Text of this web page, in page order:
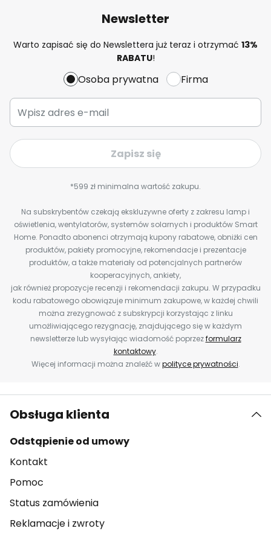
Newsletter
Warto zapisać się do Newslettera już teraz i otrzymać 13%
RABATU!
Osoba prywatna Firma
Zapisz się
*599 zł minimalna wartość zakupu.
Na subskrybentów czekają ekskluzywne oferty z zakresu lamp i
oświetlenia, wentylatorów, systemów solarnych i produktów Smart
Home. Ponadto abonenci otrzymają kupony rabatowe, obniżki cen
produktów, pakiety promocyjne, rekomendacje i prezentacje
produktów, a także materiały od potencjalnych partnerów
kooperacyjnych, ankiety,
jak również propozycje recenzji i rekomendacji zakupu. W przypadku
kodu rabatowego obowiązuje minimum zakupowe, w każdej chwili
można zrezygnować z subskrypcji korzystając z linku
umożliwiającego rezygnację, znajdującego się w każdym
newsletterze lub wysyłając wiadomość poprzezformularz
kontaktowy.
Więcej informacji można znaleźć wpolityce prywatności.
Obsługa klienta
Odstąpienie od umowy
Kontakt
Pomoc
Status zamówienia
Reklamacje i zwroty